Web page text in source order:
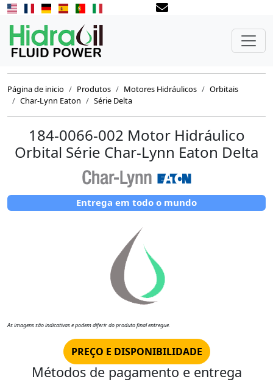
Página de inicio Produtos Motores Hidráulicos
Orbitais
Char-Lynn Eaton
Série Delta
184-0066-002 Motor Hidráulico
Orbital Série Char-Lynn Eaton Delta
Entrega em todo o mundo
As imagens são indicativas e podem diferir do produto final entregue.
PREÇO E DISPONIBILIDADE
Métodos de pagamento e entrega